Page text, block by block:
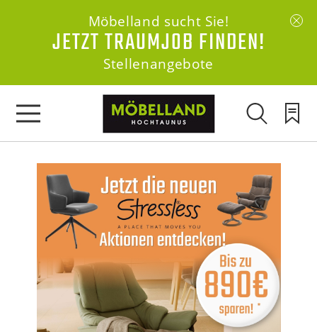
Möbelland sucht Sie!
JETZT TRAUMJOB FINDEN!
Stellenangebote